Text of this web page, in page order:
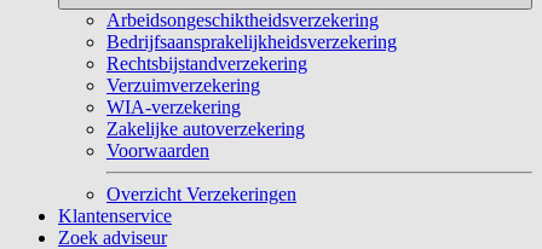
Arbeidsongeschiktheidsverzekering
Bedrijfsaansprakelijkheidsverzekering
Rechtsbijstandverzekering
Verzuimverzekering
WIA-verzekering
Zakelijke autoverzekering
Voorwaarden
Overzicht Verzekeringen
Klantenservice
Zoek adviseur